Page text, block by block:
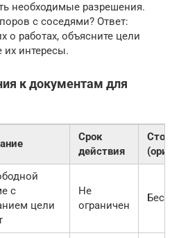
необходимые разрешения.
с соседями? Ответ:
о работах, объясните цели
их интересы.
к документам для
Срок
действия
с
цели
Не
ограничен